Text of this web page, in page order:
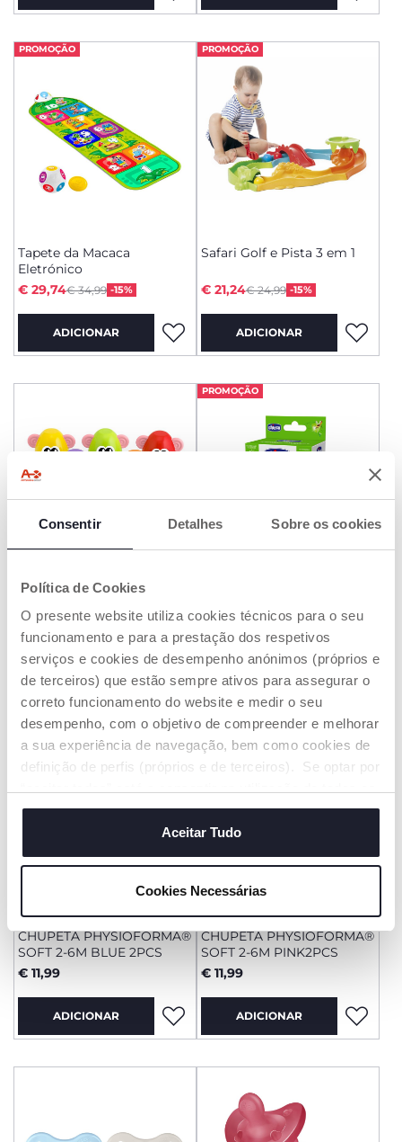
Consentir Detalhes Sobre os cookies
Política de Cookies
O presente website utiliza cookies técnicos para o seu
funcionamento e para a prestação dos respetivos
serviços e cookies de desempenho anónimos (próprios e
de terceiros) que estão sempre ativos para assegurar o
correto funcionamento do website e medir o seu
desempenho, com o objetivo de compreender e melhorar
a sua experiência de navegação, bem como cookies de
definição de perfis (próprios e de terceiros). Se optar por
cookies. Se quiser saber mais, alterar ou revogar o
consentimento de todos ou de alguns cookies, clique em
"mostrar detalhes". Ao fechar este aviso, está a
são necessários e essenciais para garantir o
funcionamento desta página.
Aceitar Tudo
Cookies Necessárias
PROMOÇÃO
Tapete da Macaca
Eletrónico
Price reduced from
€ 34,99 -15%
to
€ 29,74
ADICIONAR
PROMOÇÃO
Safari Golf e Pista 3 em 1
Price reduced from
€ 24,99 -15%
to
€ 21,24
ADICIONAR
Strike dos Macaquinhos -
Fit&Fun
€ 21,99
ADICIONAR
PROMOÇÃO
mosquitos clássico
€ 16,99
CHUPETA PHYSIOFORMA®
SOFT 2-6M BLUE 2PCS
€ 11,99
ADICIONAR
CHUPETA PHYSIOFORMA®
SOFT 2-6M PINK2PCS
€ 11,99
ADICIONAR